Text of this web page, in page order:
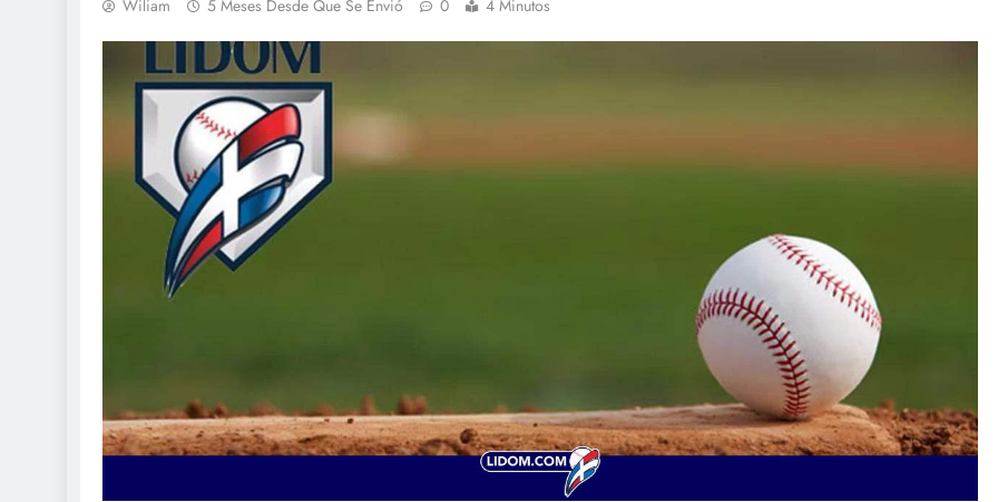
Wiliam 5 Meses Desde Que Se Envió 0 4 Minutos